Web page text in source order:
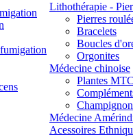
Lithothérapie -
Pierres
Bracelets
Boucles
Orgonites
Médecine chinoise
Plantes
Médecine
Acessoires